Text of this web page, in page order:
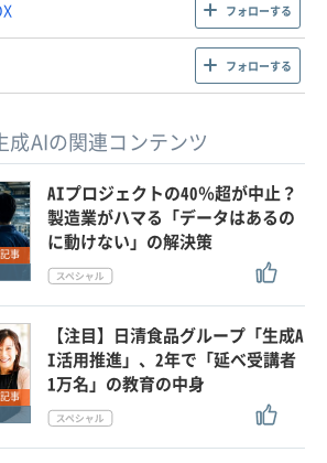
フォローする
フォローする
成AIの関連コンテンツ
記事
AIプロジェクトの40％超が中止？
製造業がハマる「データはあるの
に動けない」の解決策
記事
【注目】日清食品グループ「生成A
I活用推進」、2年で「延べ受講者
1万名」の教育の中身